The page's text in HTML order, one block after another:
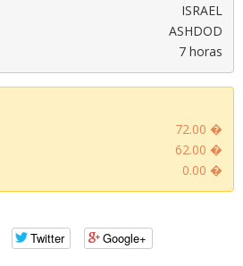
ISRAEL
ASHDOD
7 horas
72.00 �
62.00 �
0.00 �
Twitter Google+